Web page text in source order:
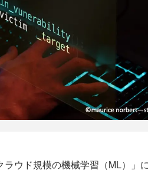
ラウド規模の機械学習（ML）」